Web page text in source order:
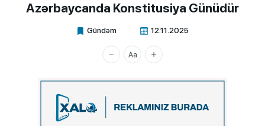
Azərbaycanda Konstitusiya Günüdür
Gündəm 12.11.2025
Xalq.Online